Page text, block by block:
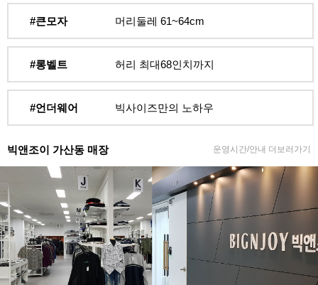
#큰모자 머리둘레 61~64cm
#롱벨트 허리 최대68인치까지
#언더웨어 빅사이즈만의 노하우
빅앤조이 가산동 매장 운영시간/안내 더보러가기